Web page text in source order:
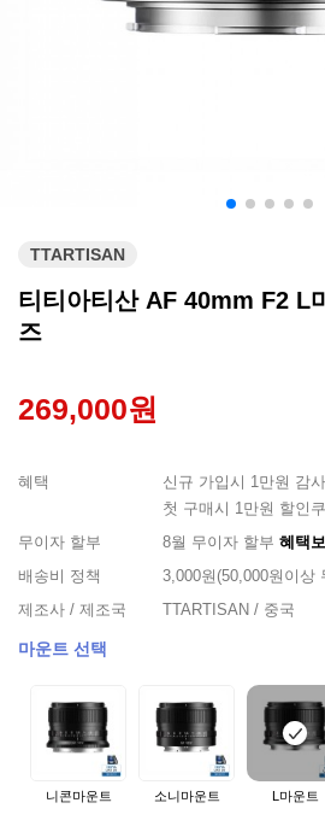
TTARTISAN
티티아티산 AF 40mm F2 L
즈
269,000원
혜택
신규 가입시 1만원 감
첫 구매시 1만원 할인
무이자 할부
8월 무이자 할부 혜택
배송비 정책
3,000원(50,000원이상
제조사 / 제조국
TTARTISAN / 중국
마운트 선택
니콘마운트 소니마운트 L마운트